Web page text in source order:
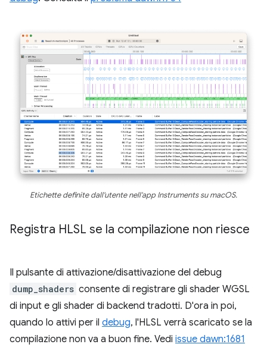
Etichette definite dall'utente nell'app Instruments su macOS.
Registra HLSL se la compilazione non riesce
Il pulsante di attivazione/disattivazione del debug
dump_shaders consente di registrare gli shader WGSL
di input e gli shader di backend tradotti. D'ora in poi,
quando lo attivi per il debug, l'HLSL verrà scaricato se la
compilazione non va a buon fine. Vedi issue dawn:1681